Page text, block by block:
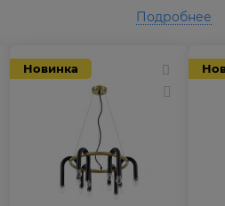
Новинка
Подробнее